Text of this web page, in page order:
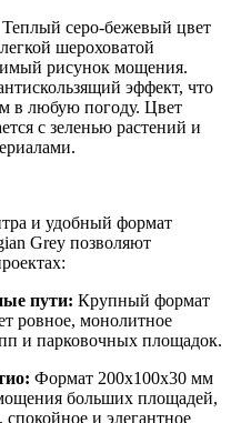
Теплый серо-бежевый цвет
шероховатой
рисунок мощения.
эффект, что
в любую погоду. Цвет
с зеленью растений и
и удобный формат
Grey позволяют
пути: Крупный формат
ровное, монолитное
и парковочных площадок.
Формат 200x100x30 мм
больших площадей,
спокойное и элегантное